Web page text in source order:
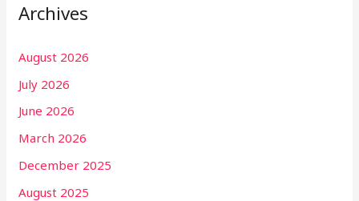
Archives
August 2026
July 2026
June 2026
March 2026
December 2025
August 2025